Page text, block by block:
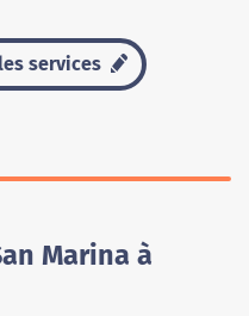
services
Marina à